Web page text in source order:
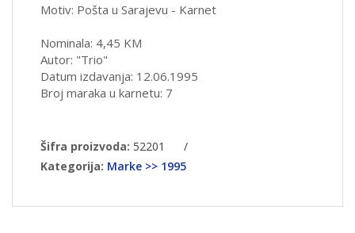
Motiv: Pošta u Sarajevu - Karnet
Nominala: 4,45 KM
Autor: "Trio"
Datum izdavanja: 12.06.1995
Broj maraka u karnetu: 7
Šifra proizvoda: 52201
/
Kategorija: Marke >> 1995